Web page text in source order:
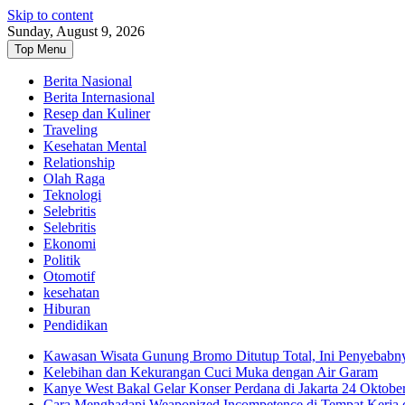
Skip to content
Sunday, August 9, 2026
Top Menu
Berita Nasional
Berita Internasional
Resep dan Kuliner
Traveling
Kesehatan Mental
Relationship
Olah Raga
Teknologi
Selebritis
Selebritis
Ekonomi
Politik
Otomotif
kesehatan
Hiburan
Pendidikan
Kawasan Wisata Gunung Bromo Ditutup Total, Ini
Kelebihan dan Kekurangan Cuci Muka dengan Air Garam
Kanye West Bakal Gelar Konser Perdana di Jakarta 24